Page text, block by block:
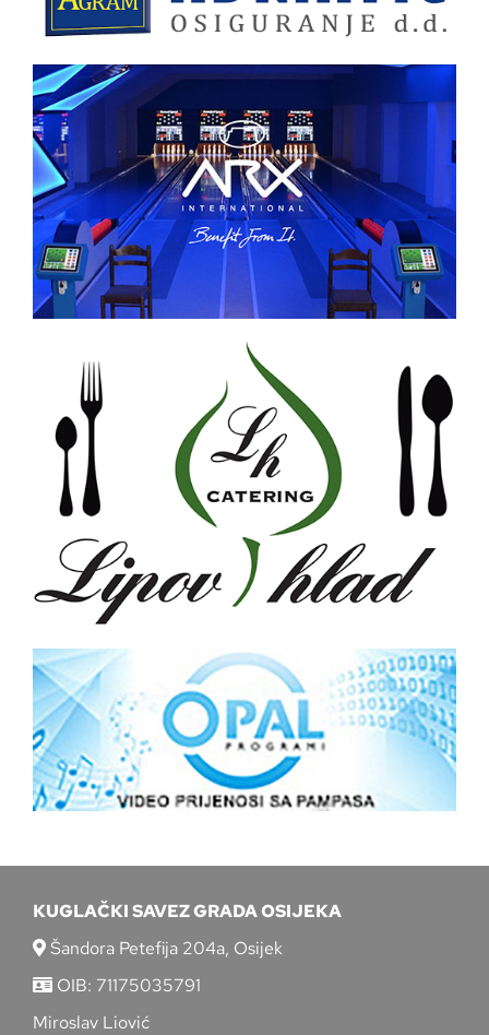
KUGLAČKI SAVEZ GRADA OSIJEKA
Šandora Petefija 204a, Osijek
OIB: 71175035791
Miroslav Liović